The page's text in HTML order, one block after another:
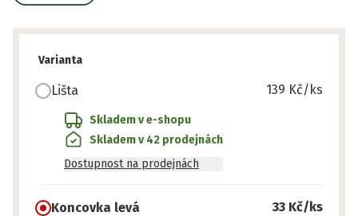
Varianta
Lišta 139 Kč/ks
Skladem v e-shopu
Skladem v 42 prodejnách
Dostupnost na prodejnách
Koncovka levá 33 Kč/ks